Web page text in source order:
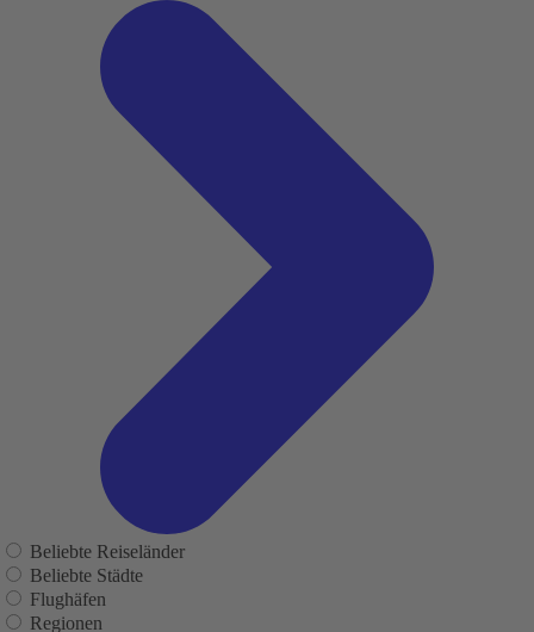
Beliebte Reiseländer
Beliebte Städte
Flughäfen
Regionen